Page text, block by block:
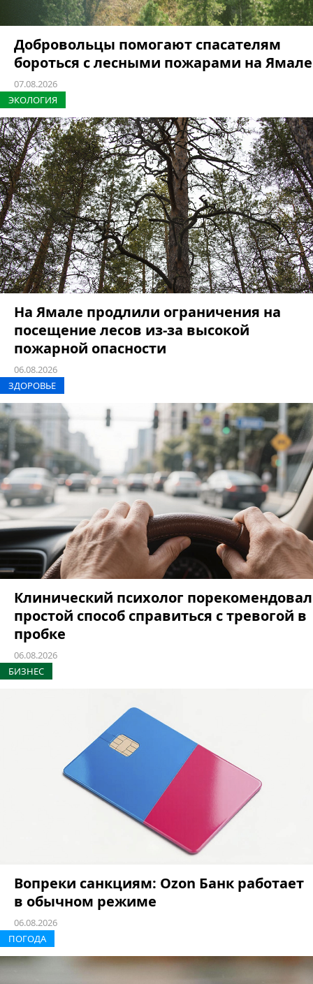
Добровольцы помогают спасателям
бороться с лесными пожарами на Ямале
07.08.2026
ЭКОЛОГИЯ
На Ямале продлили ограничения на
посещение лесов из-за высокой
пожарной опасности
06.08.2026
ЗДОРОВЬЕ
Клинический психолог порекомендовал
простой способ справиться с тревогой в
пробке
06.08.2026
БИЗНЕС
Вопреки санкциям: Ozon Банк работает
в обычном режиме
06.08.2026
ПОГОДА